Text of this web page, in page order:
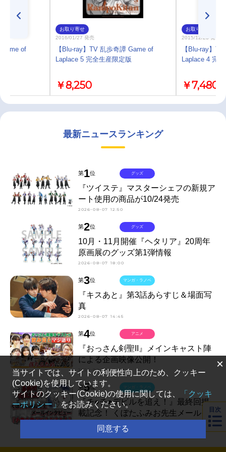
of
お取り寄せ
2016/01/27 発売
【Blu-ray】TV 乱歩奇譚 Game of
Laplace 5 完全生産限定版
￥8,250
お取り寄せ
2015/12/23 発売
【Blu-ray】
Laplace 4 完
￥7,480
最新ニュースランキング
第1位
『ツイステ』マスターシェフの新規ア
ート使用の商品が10/24発売
2026-08-07 12:50
グッズ
第2位
10月・11月開催『ヘタリア』20周年
原画展のグッズ第1弾情報
2026-08-07 18:00
グッズ
第3位
『キスあと』第3話あらすじ＆場面写
真
2026-08-07 14:45
マンガ・ラノベ
第4位
『おっさん剣聖II』メインキャスト陣
による企画映像公開！
2026-08-07 18:00
アニメ
第5位
『チ●チ●デビルを追え！』最終回掲
載記念！ くぼたふみお先生メールイ
ンタビュー
2026-08-07 12:15
マンガ・ラノベ
目次
×
当サイトでは、サイトの利便性向上のため、クッキー
(Cookie)を使用しています。
サイトのクッキー(Cookie)の使用に関しては、
「クッキ
ーポリシー」 をお読みください。
同意する